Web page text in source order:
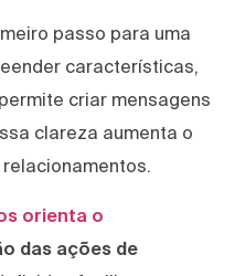
passo para uma
características,
criar mensagens
clareza aumenta o
orienta o
das ações de